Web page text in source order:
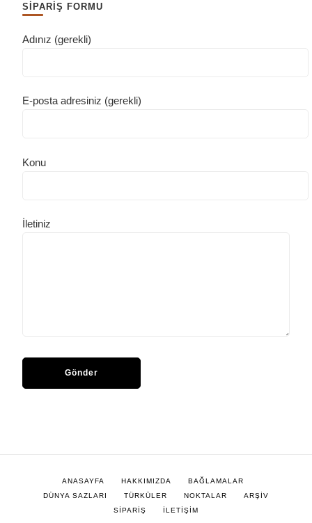
SİPARİŞ FORMU
Adınız (gerekli)
E-posta adresiniz (gerekli)
Konu
İletiniz
ANASAYFA HAKKIMIZDA
BAĞLAMALAR
DÜNYA SAZLARI
TÜRKÜLER NOKTALAR
ARŞİV
SİPARİŞ
İLETİŞİM